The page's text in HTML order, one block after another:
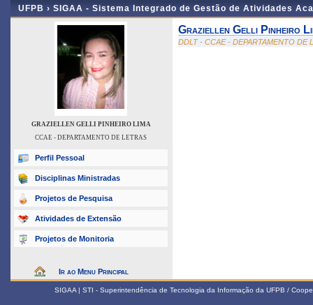
UFPB › SIGAA - Sistema Integrado de Gestão de Atividades
GRAZIELLEN GELLI PINHEIRO LIMA
CCAE - DEPARTAMENTO DE LETRAS
Perfil Pessoal
Disciplinas Ministradas
Projetos de Pesquisa
Atividades de Extensão
Projetos de Monitoria
Ir ao Menu Principal
Graziellen Gelli Pinheiro
DDLT - CCAE - DEPARTAMENTO DE
SIGAA | STI - Superintendência de Tecnologia da Informação da UFPB /